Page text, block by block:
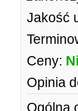
Jakość
Ceny:
Opinia
Ogólna